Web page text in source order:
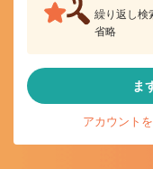
繰り返し検
省略
ま
アカウント